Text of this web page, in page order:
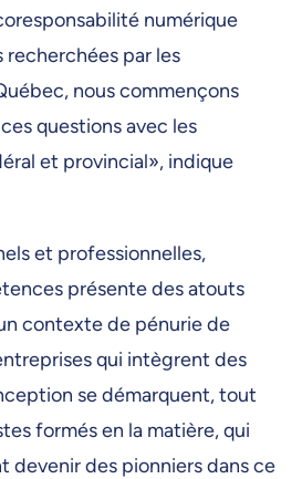
numérique
recherchées par les
nous commençons
questions avec les
et provincial», indique
et professionnelles,
présente des atouts
contexte de pénurie de
qui intègrent des
se démarquent, tout
formés en la matière, qui
devenir des pionniers dans ce